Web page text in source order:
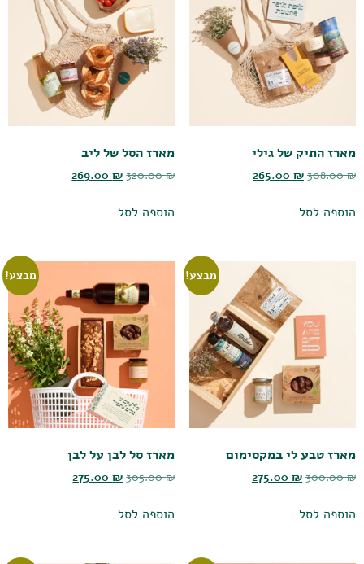
מארז התיק של גילי
308.00₪
265.00 ₪
הוספה לסל
מארז הסל של ליב
320.00₪
269.00₪
הוספה לסל
מבצע!
מארז טבע לי במקסימום
300.00₪
275.00 ₪
הוספה לסל
מבצע!
מארז סל לבן על לבן
305.00₪
275.00₪
הוספה לסל